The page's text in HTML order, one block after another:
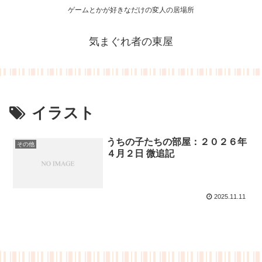
ゲームとかが好きなだけの変人の居場所
気まぐれ者の東屋
イラスト
その他
うちの子たちの部屋：２０２６年
４月２日 微追記
2025.11.11